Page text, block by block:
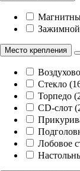
Место крепления
Стекло
Торпедо
CD-слот
Лобовое